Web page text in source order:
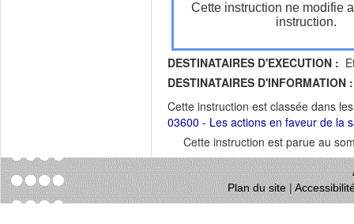
Cette instruction ne modifie
instruction.
DESTINATAIRES D'EXECUTION :
DESTINATAIRES D'INFORMATION :
Cette instruction est classée dans
03600 - Les actions en faveur de la
Cette instruction est parue au
Plan du site|